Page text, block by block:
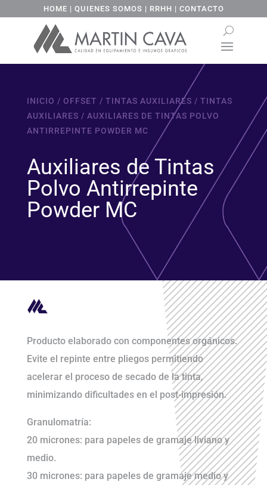
HOME | QUIENES SOMOS | RRHH | CONTACTO
INICIO / OFFSET / TINTAS AUXILIARES / TINTAS
AUXILIARES / AUXILIARES DE TINTAS POLVO
ANTIRREPINTE POWDER MC
Auxiliares de Tintas
Polvo Antirrepinte
Powder MC
Producto elaborado con componentes orgánicos.
Evite el repinte entre pliegos permitiendo
acelerar el proceso de secado de la tinta,
minimizando dificultades en el post-impresión.
Granulomatría:
20 micrones: para papeles de gramaje liviano y
medio.
30 micrones: para papeles de gramaje medio y